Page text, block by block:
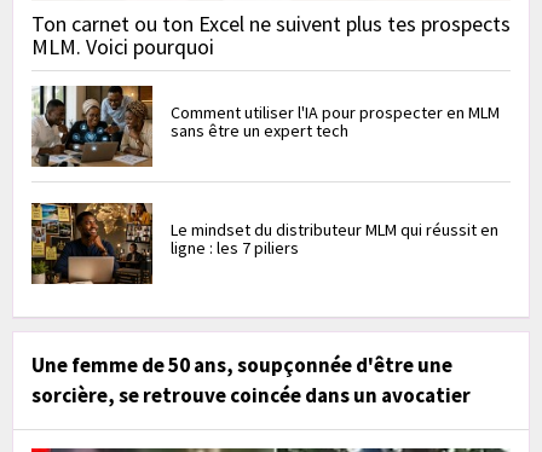
Ton carnet ou ton Excel ne suivent plus tes prospects
MLM. Voici pourquoi
Comment utiliser l'IA pour prospecter en MLM
sans être un expert tech
Le mindset du distributeur MLM qui réussit en
ligne : les 7 piliers
Une femme de 50 ans, soupçonnée d'être une
sorcière, se retrouve coincée dans un avocatier